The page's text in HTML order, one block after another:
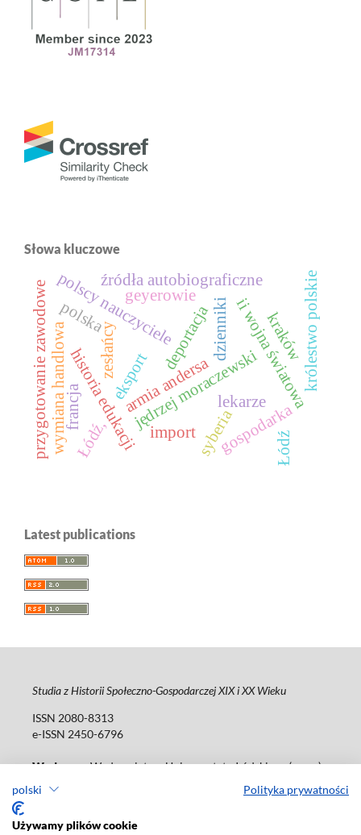
polski Polityka prywatności
Używamy plików cookie
Słowa kluczowe
armia andersa
deportacja
polscy nauczyciele
historia edukacjijędrzej moraczewskiii wojna światowa
dzienniki
źródła autobiograficzne królestwo polskie
lekarze
przygotowanie zawodowewymiana handlowa eksport
import gospodarka
kraków
zesłańcy
syberia
Łódź,
francja
geyerowie
Łódź
polska
Latest publications
Studia z Historii Społeczno-Gospodarczej XIX i XX Wieku
ISSN 2080-8313
e-ISSN 2450-6796
Wydawca: Wydawnictwo Uniwersytetu Łódzkiego (www)
Tel.: 42 235 01 65, fax: 42 66 55 86